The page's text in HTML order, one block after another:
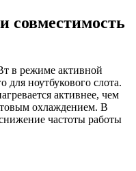
совместимость
в режиме активной
для ноутбукового слота.
активнее, чем
охлаждением. В
частоты работы